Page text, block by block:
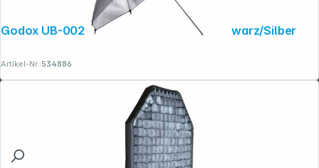
Godox UB-002 - 101cm Studioschirm Schwarz/Silber
Artikel-Nr.:534886